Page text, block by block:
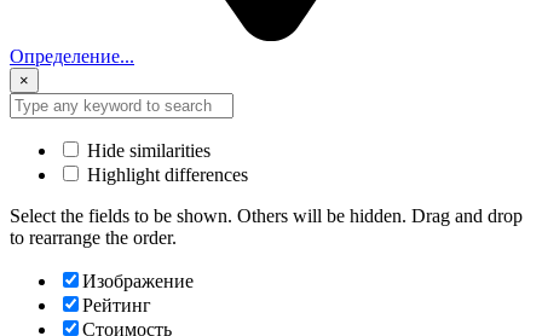
Определение...
×
Hide similarities
Highlight differences
Select the fields to be shown. Others will be hidden. Drag and drop
to rearrange the order.
Изображение
Рейтинг
Стоимость